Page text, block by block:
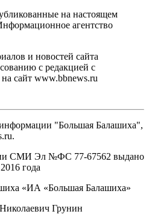
на настоящем
агентство
и новостей сайта
с редакцией с
сайт www.bbnews.ru
информации "Большая Балашиха",
СМИ Эл №ФС ‎77-67562 выдано
года
«ИА «Большая Балашиха»
Грунин